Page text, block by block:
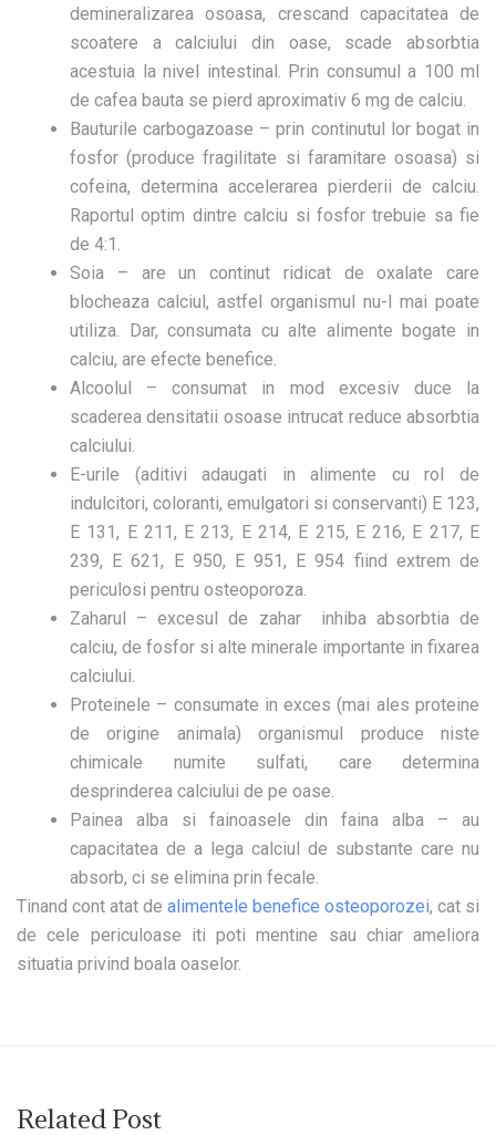
demineralizarea osoasa, crescand capacitatea de
scoatere a calciului din oase, scade absorbtia
acestuia la nivel intestinal. Prin consumul a 100 ml
de cafea bauta se pierd aproximativ 6 mg de calciu.
Bauturile carbogazoase – prin continutul lor bogat in
fosfor (produce fragilitate si faramitare osoasa) si
cofeina, determina accelerarea pierderii de calciu.
Raportul optim dintre calciu si fosfor trebuie sa fie
de 4:1.
Soia – are un continut ridicat de oxalate care
blocheaza calciul, astfel organismul nu-l mai poate
utiliza. Dar, consumata cu alte alimente bogate in
calciu, are efecte benefice.
Alcoolul – consumat in mod excesiv duce la
scaderea densitatii osoase intrucat reduce absorbtia
calciului.
E-urile (aditivi adaugati in alimente cu rol de
indulcitori, coloranti, emulgatori si conservanti) E 123,
E 131, E 211, E 213, E 214, E 215, E 216, E 217, E
239, E 621, E 950, E 951, E 954 fiind extrem de
periculosi pentru osteoporoza
Zaharul – excesul de zahar inhiba absorbtia de
calciu, de fosfor si alte minerale importante in fixarea
calciului.
Proteinele – consumate in exces (mai ales proteine
de origine animala) organismul produce niste
chimicale numite sulfati, care determina
desprinderea calciului de pe oase.
Painea alba si fainoasele din faina alba – au
capacitatea de a lega calciul de substante care nu
absorb, ci se elimina prin fecale.
Tinand cont atat de alimentele benefice osteoporozei, cat si
de cele periculoase iti poti mentine sau chiar ameliora
situatia privind boala oaselor.
Related Post